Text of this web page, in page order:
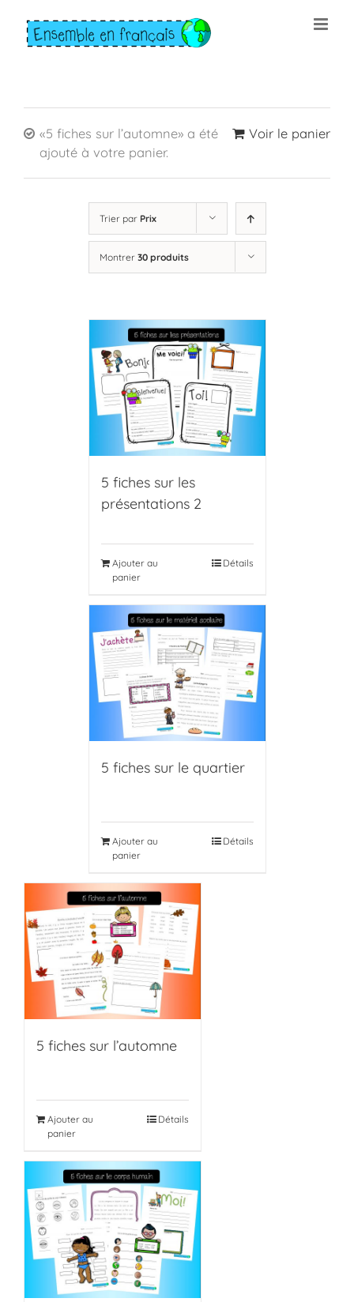
content
Voir le panier
«5 fiches sur l’automne» a été
ajouté à votre panier.
Trier par Prix
Montrer 30 produits
5 fiches sur les
présentations 2
Ajouter au
panier
Détails
5 fiches sur le quartier
Ajouter au
panier
Détails
5 fiches sur l’automne
Ajouter au
panier
Détails